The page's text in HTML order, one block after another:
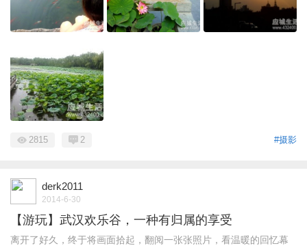
#摄影
2815 2
derk2011
2014-6-30
【游玩】武汉欢乐谷，一种有归属的享受
离开了好久，终于将画面拾起，翻阅一张张照片，看温暖的回忆幕